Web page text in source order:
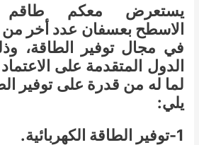
يستعرض معكم
الاسطح بعسفان عدد أخر من
في مجال توفير الطاقة،
الدول المتقدمة على
لما له من قدرة على توفير
يلي:
1-توفير الطاقة الكهربائية.